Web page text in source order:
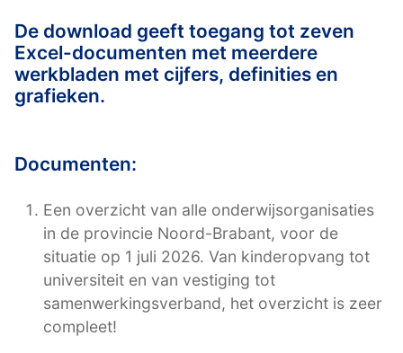
De download geeft toegang tot zeven
Excel-documenten met meerdere
werkbladen met cijfers, definities en
grafieken.
Documenten:
Een overzicht van alle onderwijsorganisaties
in de provincie Noord-Brabant, voor de
situatie op 1 juli 2026. Van kinderopvang tot
universiteit en van vestiging tot
samenwerkingsverband, het overzicht is zeer
compleet!